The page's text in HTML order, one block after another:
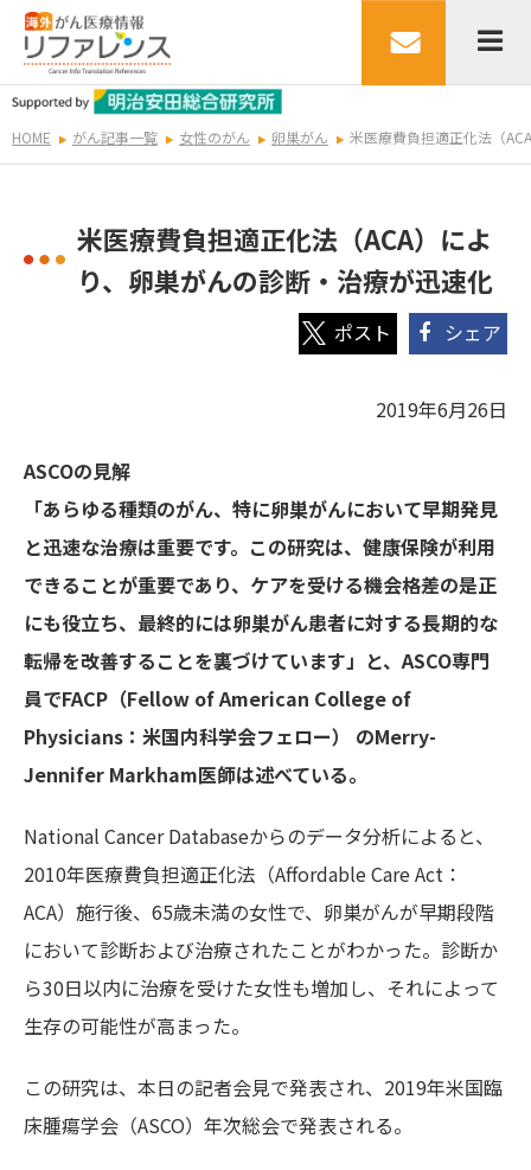
HOME がん記事一覧 女性のがん 卵巣がん 米医療費負担適正化法（
米医療費負担適正化法（ACA）によ
り、卵巣がんの診断・治療が迅速化
シェア
2019年6月26日
ASCOの見解
「あらゆる種類のがん、特に卵巣がんにおいて早期発見
と迅速な治療は重要です。この研究は、健康保険が利用
できることが重要であり、ケアを受ける機会格差の是正
にも役立ち、最終的には卵巣がん患者に対する長期的な
転帰を改善することを裏づけています」と、ASCO専門
員でFACP（Fellow of American College of
Physicians：米国内科学会フェロー） のMerry-
Jennifer Markham医師は述べている。
National Cancer Databaseからのデータ分析によると、
2010年医療費負担適正化法（Affordable Care Act：
ACA）施行後、65歳未満の女性で、卵巣がんが早期段階
において診断および治療されたことがわかった。診断か
ら30日以内に治療を受けた女性も増加し、それによって
生存の可能性が高まった。
この研究は、本日の記者会見で発表され、2019年米国臨
床腫瘍学会（ASCO）年次総会で発表される。